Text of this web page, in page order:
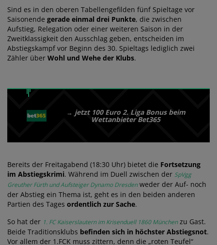
Sind es in den oberen Tabellengefilden fünf Spieltage vor
Saisonende gerade einmal drei Punkte, die zwischen
Aufstieg, Relegation oder einer weiteren Saison in der
Zweitklassigkeit den Ausschlag geben, entscheiden im
Abstiegskampf vor Beginn des 30. Spieltags lediglich zwei
Zähler über Wohl und Wehe der Klubs.
→ jetzt 100 Euro 2. Liga Bonus beim
Wettanbieter Bet365
Bereits der Freitagabend (18:30 Uhr) bietet die Fortsetzung
im Abstiegskrimi. Während im Duell zwischen der SpVgg
Greuther Fürth und Aufsteiger Dynamo Dresdenweder der Auf- noch
der Abstieg ein Thema ist, geht es in den beiden anderen
Partien des Tages ordentlich zur Sache.
So hat der 1. FC Kaiserslautern im Krisenduell 1860 Münchenzu Gast.
Beide Traditionsklubs befinden sich in höchster Abstiegsnot.
Vor allem der 1.FCK muss zittern, denn die „roten Teufel“